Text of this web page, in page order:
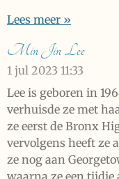
Lees meer »
Min Jin Lee
1 jul 2023 11:33
Lee is geboren in
verhuisde ze met
ze eerst de Bronx
vervolgens heeft ze
ze nog aan